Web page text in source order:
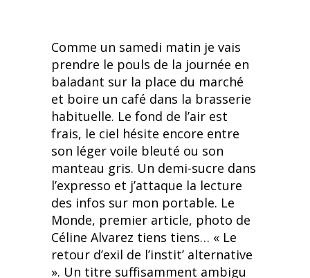
Comme un samedi matin je vais
prendre le pouls de la journée en
baladant sur la place du marché
et boire un café dans la brasserie
habituelle. Le fond de l’air est
frais, le ciel hésite encore entre
son léger voile bleuté ou son
manteau gris. Un demi-sucre dans
l’expresso et j’attaque la lecture
des infos sur mon portable. Le
Monde, premier article, photo de
Céline Alvarez tiens tiens… « Le
retour d’exil de l’instit’ alternative
». Un titre suffisamment ambigu